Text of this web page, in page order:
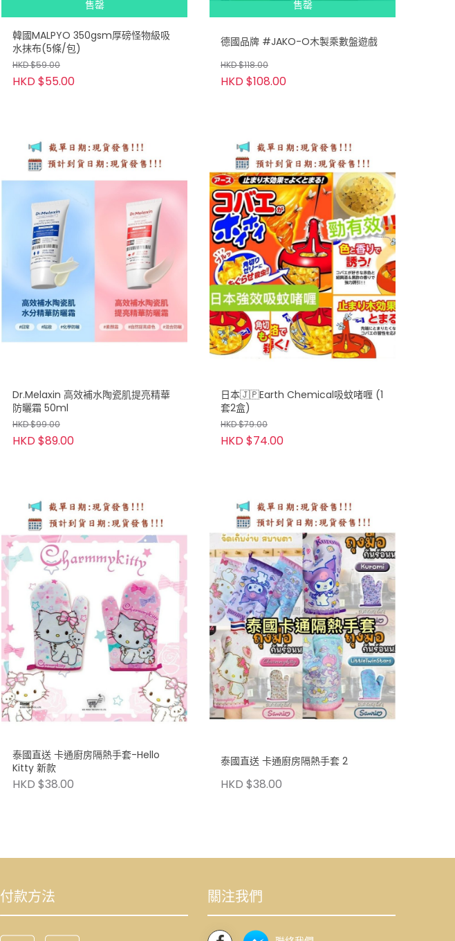
售罄
韓國MALPYO 350gsm厚磅怪物級吸
水抹布(5條/包)
HKD $59.00
HKD $55.00
售罄
德國品牌 #JAKO-O木製乘數盤遊戲
HKD $118.00
HKD $108.00
Dr.Melaxin 高效補水陶瓷肌提亮精華
防曬霜 50ml
HKD $99.00
HKD $89.00
日本🇯🇵Earth Chemical吸蚊啫喱 (1
套2盒)
HKD $79.00
HKD $74.00
泰國直送 卡通廚房隔熱手套-Hello
Kitty 新款
HKD $38.00
泰國直送 卡通廚房隔熱手套 2
HKD $38.00
付款方法 關注我們